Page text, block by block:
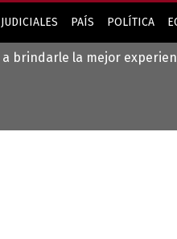
brindarle la mejor
JUDICIALES PAÍS POLÍTICA